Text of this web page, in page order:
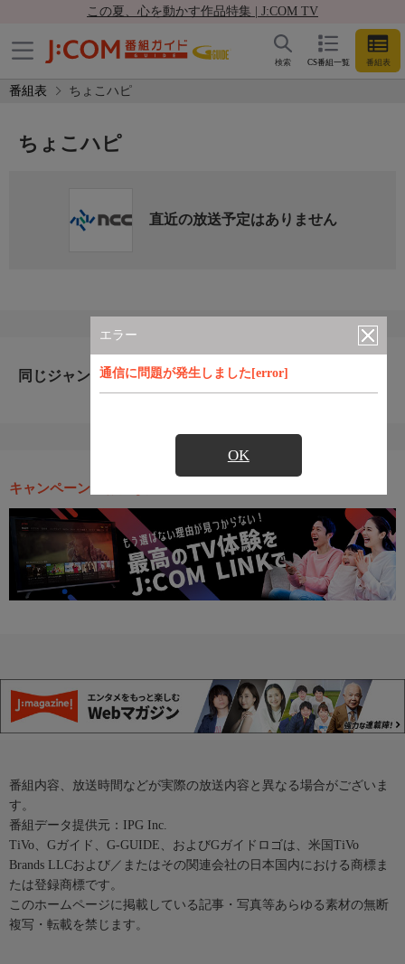
この夏、心を動かす作品特集 | J:COM TV
CS番組一覧 番組表
検索
番組表 ちょこハピ
エラー
通信に問題が発生しました[error]
OK
ちょこハピ
直近の放送予定はありません
同じジャンルのおすすめ番組
キャンペーン・お得な情報
番組内容、放送時間などが実際の放送内容と異なる場合がございま
す。
番組データ提供元：IPG Inc.
TiVo、Gガイド、G-GUIDE、およびGガイドロゴは、米国TiVo
Brands LLCおよび／またはその関連会社の日本国内における商標ま
たは登録商標です。
このホームページに掲載している記事・写真等あらゆる素材の無断
複写・転載を禁じます。